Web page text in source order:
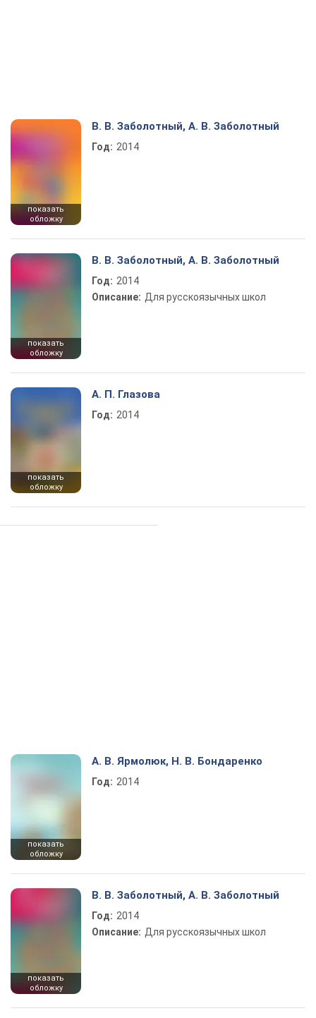
показать
обложку
В. В. Заболотный, А. В. Заболотный
Год: 2014
показать
обложку
В. В. Заболотный, А. В. Заболотный
Год: 2014
Описание: Для русскоязычных школ
показать
обложку
А. П. Глазова
Год: 2014
показать
обложку
А. В. Ярмолюк, Н. В. Бондаренко
Год: 2014
показать
обложку
В. В. Заболотный, А. В. Заболотный
Год: 2014
Описание: Для русскоязычных школ